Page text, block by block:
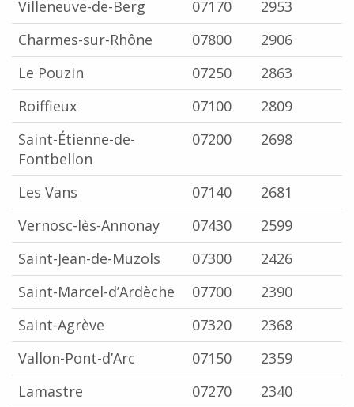
Villeneuve-de-Berg
07170
2953
Charmes-sur-Rhône
07800
2906
Le Pouzin
07250
2863
Roiffieux
07100
2809
Saint-Étienne-de-
Fontbellon
07200 2698
Les Vans 07140
2681
Vernosc-lès-Annonay
07430
2599
Saint-Jean-de-Muzols
07300
2426
Saint-Marcel-d’Ardèche
07700
2390
Saint-Agrève
07320
2368
Vallon-Pont-d’Arc
07150
2359
Lamastre
07270
2340